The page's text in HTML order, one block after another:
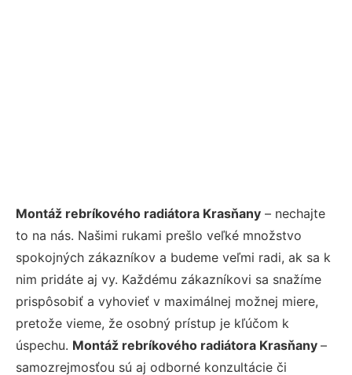
Montáž rebríkového radiátora Krasňany – nechajte
to na nás. Našimi rukami prešlo veľké množstvo
spokojných zákazníkov a budeme veľmi radi, ak sa k
nim pridáte aj vy. Každému zákazníkovi sa snažíme
prispôsobiť a vyhovieť v maximálnej možnej miere,
pretože vieme, že osobný prístup je kľúčom k
úspechu. Montáž rebríkového radiátora Krasňany –
samozrejmosťou sú aj odborné konzultácie či